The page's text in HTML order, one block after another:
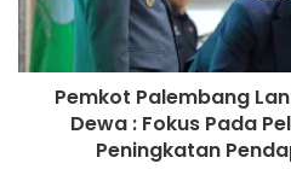
Pemkot Palembang
Dewa : Fokus Pada
Peningkatan